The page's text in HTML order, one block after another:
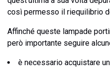
così permesso il riequilibrio
Affinché queste lampade
però importante seguire
è necessario acquistare